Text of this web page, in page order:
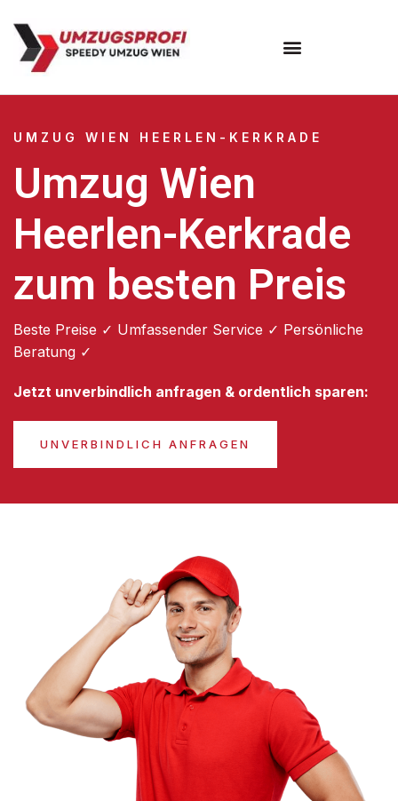
UMZUG WIEN HEERLEN-KERKRADE
Umzug Wien
Heerlen-Kerkrade
zum besten Preis
Beste Preise ✓ Umfassender Service ✓ Persönliche
Beratung ✓
Jetzt unverbindlich anfragen & ordentlich sparen:
UNVERBINDLICH ANFRAGEN